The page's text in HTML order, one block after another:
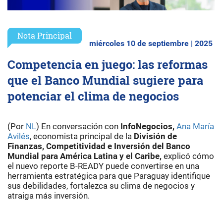
Nota Principal
miércoles 10 de septiembre | 2025
Competencia en juego: las reformas
que el Banco Mundial sugiere para
potenciar el clima de negocios
(Por NL) En conversación con InfoNegocios, Ana María
Avilés, economista principal de la División de
Finanzas, Competitividad e Inversión del Banco
Mundial para América Latina y el Caribe, explicó cómo
el nuevo reporte B-READY puede convertirse en una
herramienta estratégica para que Paraguay identifique
sus debilidades, fortalezca su clima de negocios y
atraiga más inversión.